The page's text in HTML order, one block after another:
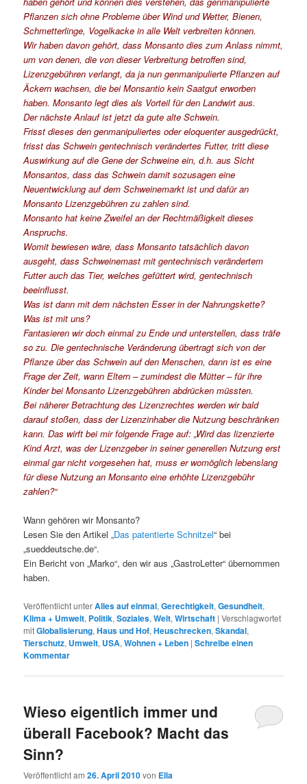
Pflanzen sich ohne Probleme über Wind und Wetter, Bienen,
Schmetterlinge, Vogelkacke in alle Welt verbreiten können.
Wir haben davon gehört, dass Monsanto dies zum Anlass nimmt,
um von denen, die von dieser Verbreitung betroffen sind,
Lizenzgebühren verlangt, da ja nun genmanipulierte Pflanzen auf
Äckern wachsen, die bei Monsantio kein Saatgut erworben
haben. Monsanto legt dies als Vorteil für den Landwirt aus.
Der nächste Anlauf ist jetzt da gute alte Schwein.
Frisst dieses den genmanipuliertes oder eloquenter ausgedrückt,
frisst das Schwein gentechnisch verändertes Futter, tritt diese
Auswirkung auf die Gene der Schweine ein, d.h. aus Sicht
Monsantos, dass das Schwein damit sozusagen eine
Neuentwicklung auf dem Schweinemarkt ist und dafür an
Monsanto Lizenzgebühren zu zahlen sind.
Monsanto hat keine Zweifel an der Rechtmäßigkeit dieses
Anspruchs.
Womit bewiesen wäre, dass Monsanto tatsächlich davon
ausgeht, dass Schweinemast mit gentechnisch verändertem
Futter auch das Tier, welches gefüttert wird, gentechnisch
beeinflusst.
Was ist dann mit dem nächsten Esser in der Nahrungskette?
Was ist mit uns?
Fantasieren wir doch einmal zu Ende und unterstellen, dass träfe
so zu. Die gentechnische Veränderung übertragt sich von der
Pflanze über das Schwein auf den Menschen, dann ist es eine
Frage der Zeit, wann Eltern – zumindest die Mütter – für ihre
Kinder bei Monsanto Lizenzgebühren abdrücken müssten.
Bei näherer Betrachtung des Lizenzrechtes werden wir bald
darauf stoßen, dass der Lizenzinhaber die Nutzung beschränken
kann. Das wirft bei mir folgende Frage auf: „Wird das lizenzierte
Kind Arzt, was der Lizenzgeber in seiner generellen Nutzung erst
einmal gar nicht vorgesehen hat, muss er womöglich lebenslang
für diese Nutzung an Monsanto eine erhöhte Lizenzgebühr
zahlen?“
Wann gehören wir Monsanto?
Lesen Sie den Artikel „Das patentierte Schnitzel“ bei
„sueddeutsche.de“.
Ein Bericht von „Marko“, den wir aus „GastroLetter“ übernommen
haben.
Veröffentlicht unterAlles auf einmal,Gerechtigkeit,Gesundheit,
Klima + Umwelt, Politik,Soziales,Welt,Wirtschaft |Verschlagwortet
mitGlobalisierung,Haus und Hof,Heuschrecken,Skandal,
Tierschutz, Umwelt, USA,Wohnen + Leben |Schreibe einen
Kommentar
Wieso eigentlich immer und
überall Facebook? Macht das
Sinn?
Veröffentlicht am26. April 2010von Ella